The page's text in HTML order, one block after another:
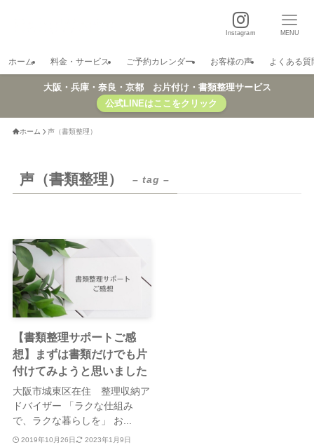
Instagram MENU
ホーム 料金・サービス ご予約カレンダー お客様の声 よくある質
大阪・兵庫・奈良・京都 お片付け・書類整理サービス
公式LINEはここをクリック
ホーム 声（書類整理）
声（書類整理） – tag –
【書類整理サポートご感
想】まずは書類だけでも片
付けてみようと思いました
大阪市城東区在住 整理収納ア
ドバイザー 「ラクな仕組み
で、ラクな暮らしを」 お...
2019年10月26日
2023年1月9日